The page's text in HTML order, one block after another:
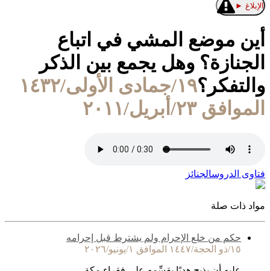
الإبلاغ ►
أين موضع المشي في اتباع
الجنازة؟ وهل يجمع بين الذكر
والتفكر؟
١٩/جمادى الأولى/١٤٣٢
الموافق ٢٣/أبريل/٢٠١١
فتاوى الدروسالجنائز
مواد ذات صلة
حكم من خلع الإحرام ولم يشترط قبل إحرامه
١٥/ذو الحجة/١٤٤٧ الموافق ١/يونيو/٢٠٢٦